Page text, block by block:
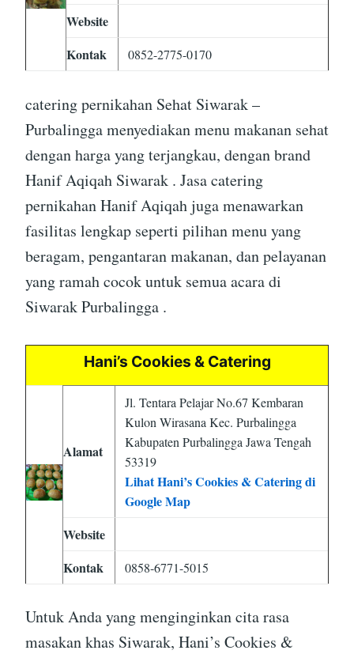
Website
Kontak
0852-2775-0170
catering pernikahan Sehat Siwarak –
Purbalingga menyediakan menu makanan sehat
dengan harga yang terjangkau, dengan brand
Hanif Aqiqah Siwarak . Jasa catering
pernikahan Hanif Aqiqah juga menawarkan
fasilitas lengkap seperti pilihan menu yang
beragam, pengantaran makanan, dan pelayanan
yang ramah cocok untuk semua acara di
Siwarak Purbalingga .
Hani’s Cookies & Catering
Alamat
Jl. Tentara Pelajar No.67 Kembaran
Kulon Wirasana Kec. Purbalingga
Kabupaten Purbalingga Jawa Tengah
53319
Lihat Hani’s Cookies & Catering di
Google Map
Website
Kontak
0858-6771-5015
Untuk Anda yang menginginkan cita rasa
masakan khas Siwarak, Hani’s Cookies &